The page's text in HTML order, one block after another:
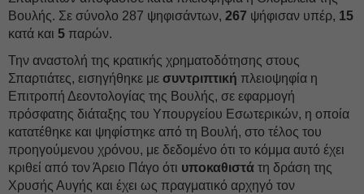
Βουλής. Σε σύνολο 287 ψηφισάντων, 267 ψήφισαν υπέρ, 15
κατά και 5 παρών.
Την αναστολή της κρατικής χρηματοδότησης στους
Σπαρτιάτες, εισηγήθηκε με συντριπτική πλειοψηφία η
Επιτροπή Δεοντολογίας της Βουλής, σε εφαρμογή
πρόσφατης διάταξης του Υπουργείου Εσωτερικών, η οποία
κατατέθηκε και ψηφίστηκε από τη Βουλή, στο τέλος του
προηγούμενου χρόνου, με δεδομένο ότι το κόμμα αυτό έχει
κριθεί από τον Άρειο Πάγο ότι υποκαθιστά τη δράση της
Χρυσής Αυγής και έχει ως πραγματικό αρχηγό τον